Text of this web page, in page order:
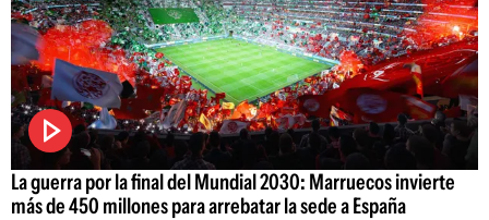
La guerra por la final del Mundial 2030: Marruecos invierte
más de 450 millones para arrebatar la sede a España